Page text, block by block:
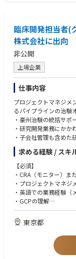
■Also interfaces with:
・Regulatory authorities
・International societies
・Other relevant
(electronic health
•Using/applying
database/scientific
【資格 / License】
＜必須 / Mandatory＞
•Master’s degree in
Science/Engineering/
eptable, but should
cal development/
＜歓迎 / Nice to have＞
•PhD in Data
or MD degree is
【能力 / Skill-set】
＜必須 / Mandatory＞
•Apply appropriate
/ Epidemiological /
•Lead the
•Take a leadership in
臨床開発担当者(
株式会社に出向
非公開
上場企業
仕事内容
プロジェクトマネジメ
るパイプラインの治験
・豪州治験の統括サポ
・研究開発業務にかか
・子会社管理も含めた
・研究チームとの連携
求める経験 / スキ
【必須】
・CRA（モニター）ま
・プロジェクトマネジ
・英語での業務経験（
・GCPの理解
・社内外の関係者との
・リスクマネジメント
・開発企画・R&D企画
・予算の策定・管理経
東京都